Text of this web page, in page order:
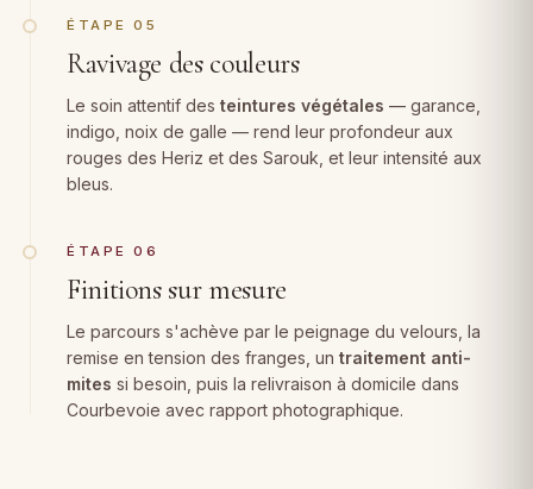
ÉTAPE 05
Ravivage des couleurs
Le soin attentif des teintures végétales — garance,
indigo, noix de galle — rend leur profondeur aux
rouges des Heriz et des Sarouk, et leur intensité aux
bleus.
ÉTAPE 06
Finitions sur mesure
Le parcours s'achève par le peignage du velours, la
remise en tension des franges, un traitement anti-
mites si besoin, puis la relivraison à domicile dans
Courbevoie avec rapport photographique.